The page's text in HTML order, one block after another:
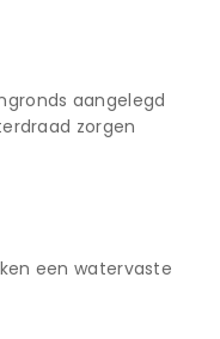
aangelegd
zorgen
een watervaste